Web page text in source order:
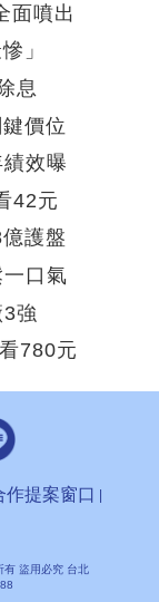
面噴出
」
息
價位
效曝
42元
護盤
口氣
強
780元
作提案窗口
盜用必究 台北